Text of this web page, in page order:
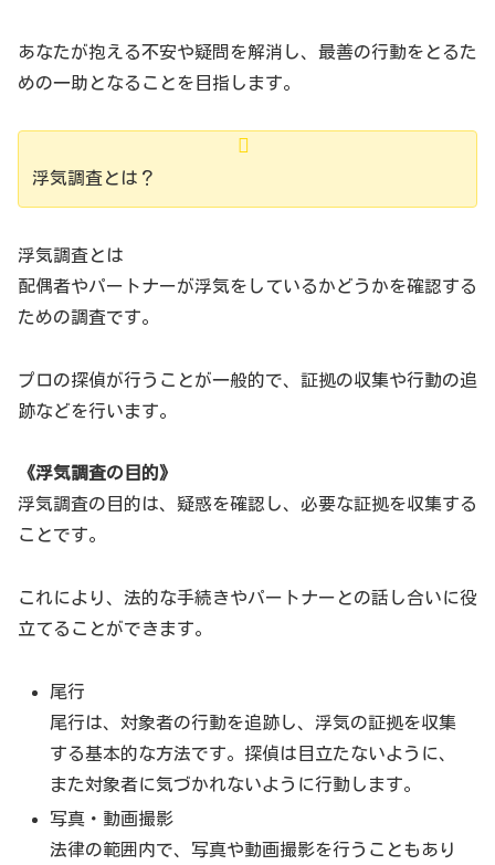
あなたが抱える不安や疑問を解消し、最善の行動をとるた
めの一助となることを目指します。
浮気調査とは？
浮気調査とは
配偶者やパートナーが浮気をしているかどうかを確認する
ための調査です。
プロの探偵が行うことが一般的で、証拠の収集や行動の追
跡などを行います。
《浮気調査の目的》
浮気調査の目的は、疑惑を確認し、必要な証拠を収集する
ことです。
これにより、法的な手続きやパートナーとの話し合いに役
立てることができます。
尾行
尾行は、対象者の行動を追跡し、浮気の証拠を収集
する基本的な方法です。探偵は目立たないように、
また対象者に気づかれないように行動します。
写真・動画撮影
法律の範囲内で、写真や動画撮影を行うこともあり